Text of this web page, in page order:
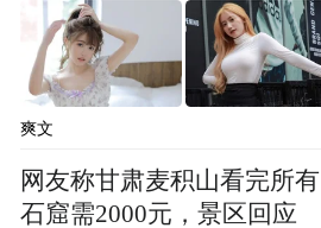
爽文
网友称甘肃麦积山看完所有
石窟需2000元，景区回应